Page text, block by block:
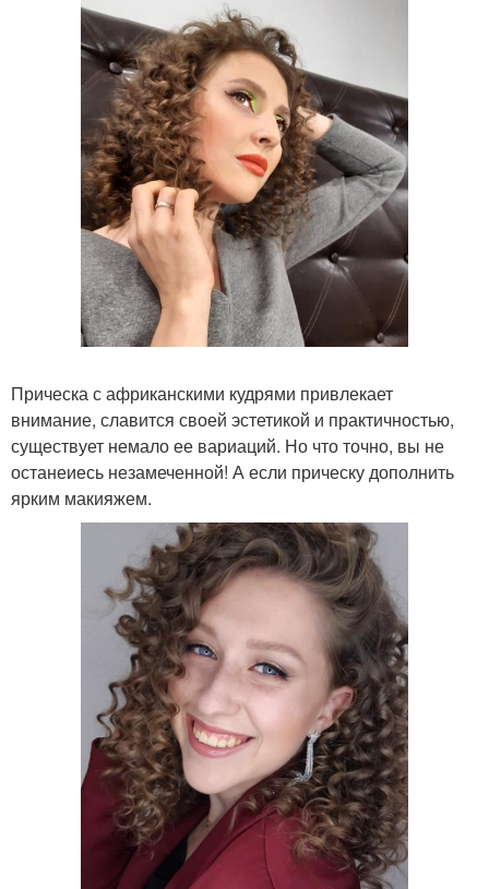
Прическа с африканскими кудрями привлекает
внимание, славится своей эстетикой и практичностью,
существует немало ее вариаций. Но что точно, вы не
останеиесь незамеченной! А если прическу дополнить
ярким макияжем.